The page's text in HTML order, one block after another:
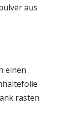
aus
einen
rasten